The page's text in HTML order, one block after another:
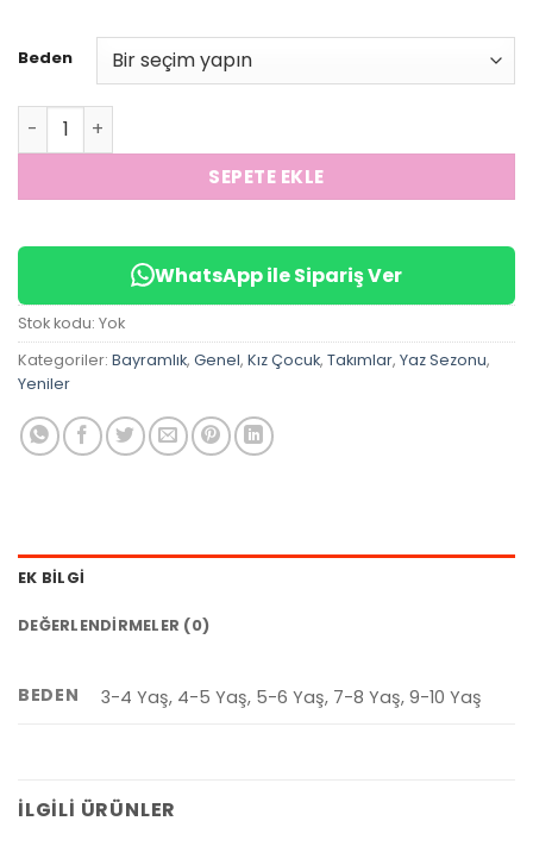
Beden
Lila Payet Etekli Gömlekli Takım adet
SEPETE EKLE
WhatsApp ile Sipariş Ver
Stok kodu: Yok
Kategoriler: Bayramlık, Genel, Kız Çocuk, Takımlar, Yaz Sezonu,
Yeniler
EK BILGI
DEĞERLENDIRMELER (0)
BEDEN 3-4 Yaş, 4-5 Yaş, 5-6 Yaş, 7-8 Yaş, 9-10 Yaş
İLGILI ÜRÜNLER